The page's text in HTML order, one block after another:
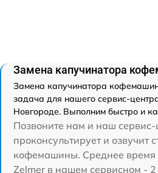
Замена капучинатора
Замена капучинатора
задача для нашего сервис-
Новгороде. Выполним быстро и
Позвоните нам и наш сервис-
проконсультирует и озвучит
кофемашины. Среднее время
Zelmer в нашем сервисном - 2